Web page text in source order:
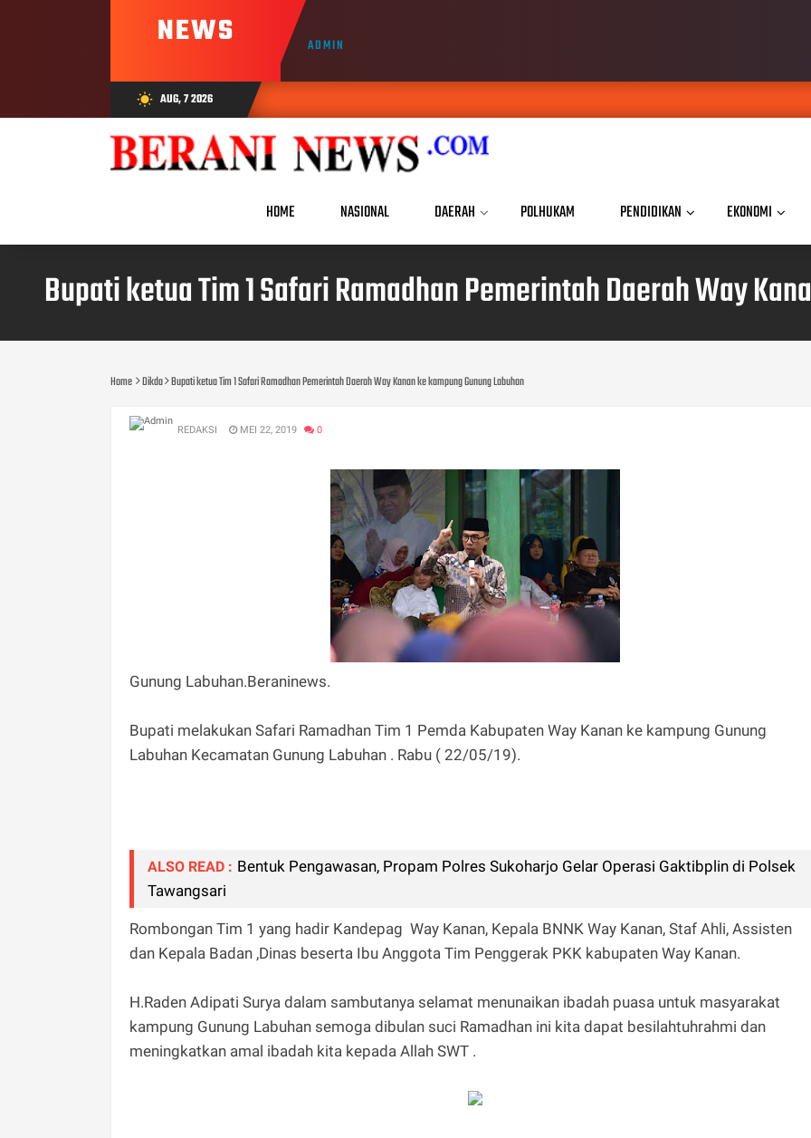
NEWS ADMIN
wb_sunny AUG, 7 2026
HOME NASIONAL DAERAH POLHUKAM PENDIDIKAN EKONOMI
Bupati ketua Tim 1 Safari Ramadhan Pemerintah Daerah Way
Home Dikda Bupati ketua Tim 1 Safari Ramadhan Pemerintah Daerah Way Kanan ke kampung Gunung Labuhan
REDAKSI MEI 22, 2019 0
Gunung Labuhan.Beraninews.
Bupati melakukan Safari Ramadhan Tim 1 Pemda Kabupaten Way Kanan ke kampung Gunung
Labuhan Kecamatan Gunung Labuhan . Rabu ( 22/05/19).
ALSO READ : Bentuk Pengawasan, Propam Polres Sukoharjo Gelar Operasi Gaktibplin di Polsek
Tawangsari
Rombongan Tim 1 yang hadir Kandepag Way Kanan, Kepala BNNK Way Kanan, Staf Ahli, Assisten
dan Kepala Badan ,Dinas beserta Ibu Anggota Tim Penggerak PKK kabupaten Way Kanan.
H.Raden Adipati Surya dalam sambutanya selamat menunaikan ibadah puasa untuk masyarakat
kampung Gunung Labuhan semoga dibulan suci Ramadhan ini kita dapat besilahtuhrahmi dan
meningkatkan amal ibadah kita kepada Allah SWT .